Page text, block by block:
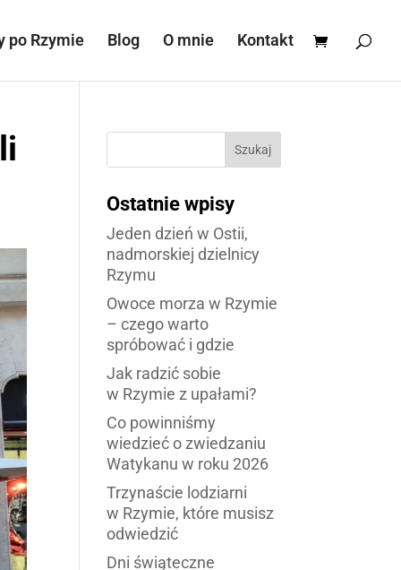
po Rzymie Blog O mnie Kontakt
Szukaj
Ostatnie wpisy
Jeden dzień w Ostii,
nadmorskiej dzielnicy
Rzymu
Owoce morza w Rzymie
– czego warto
spróbować i gdzie
Jak radzić sobie
w Rzymie z upałami?
Co powinniśmy
wiedzieć o zwiedzaniu
Watykanu w roku 2026
Trzynaście lodziarni
w Rzymie, które musisz
odwiedzić
Dni świąteczne